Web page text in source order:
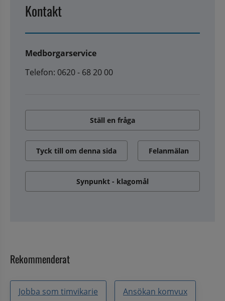
Kontakt
Medborgarservice
Telefon: 0620 - 68 20 00
Ställ en fråga
Tyck till om denna sida Felanmälan
Synpunkt - klagomål
Rekommenderat
Jobba som timvikarie Ansökan komvux